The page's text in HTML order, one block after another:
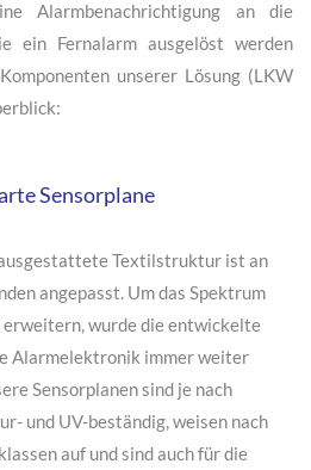
ebenfalls informiert. Die Blackbox
lauten Alarm aus. Zusätzlich
Alarmbenachrichtigung an die
ein Fernalarm ausgelöst werden
Sensorplane
Textilstruktur ist an
angepasst. Um das Spektrum
erweitern, wurde die entwickelte
Alarmelektronik immer weiter
Sensorplanen sind je nach